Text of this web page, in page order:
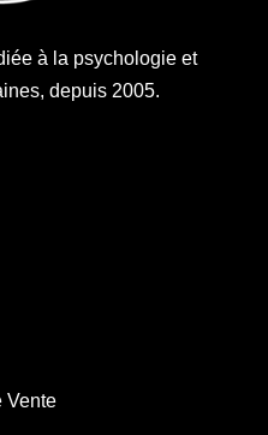
à la psychologie et
depuis 2005.
Vente